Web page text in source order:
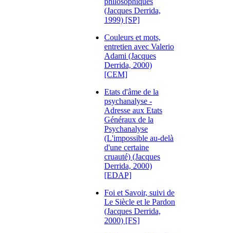
(Jacques Derrida,
1999) [SP]
Couleurs et mots,
entretien avec Valerio
Adami (Jacques
Derrida, 2000)
[CEM]
Etats d'âme de la
psychanalyse -
Adresse aux Etats
Généraux de la
Psychanalyse
(L'impossible au-delà
d'une certaine
cruauté) (Jacques
Derrida, 2000)
[EDAP]
Foi et Savoir, suivi de
Le Siècle et le Pardon
(Jacques Derrida,
2000) [FS]